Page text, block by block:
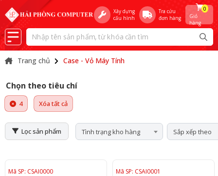
Xây dựng
cấu hình
Tra cứu
đơn hàng
Giỏ
hàng
0
Trang chủ Case - Vỏ Máy Tính
Chọn theo tiêu chí
4 Xóa tất cả
Lọc sản phẩm Tình trạng kho hàng Sắp xếp theo
Mã SP: CSAI0000 Mã SP: CSAI0001